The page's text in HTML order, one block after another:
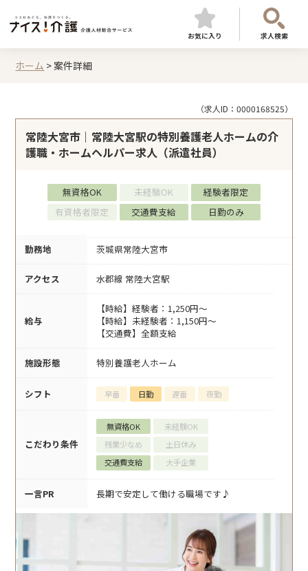
お気に入り 求人検索
ホーム >案件詳細
（求人ID：0000168525）
常陸大宮市｜常陸大宮駅の特別養護老人ホームの介
護職・ホームヘルパー求人（派遣社員）
無資格OK 未経験OK
経験者限定
有資格者限定
交通費支給 日勤のみ
勤務地 茨城県常陸大宮市
アクセス 水郡線 常陸大宮駅
給与
【時給】経験者：1,250円～
【時給】未経験者：1,150円～
【交通費】全額支給
施設形態 特別養護老人ホーム
シフト 早番 日勤 遅番 夜勤
こだわり条件
無資格OK
未経験OK
残業少なめ
土日休み
交通費支給
大手企業
一言PR 長期で安定して働ける職場です♪